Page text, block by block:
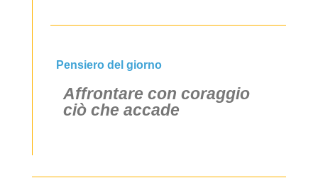
Pensiero del giorno
Affrontare con coraggio
ciò che accade